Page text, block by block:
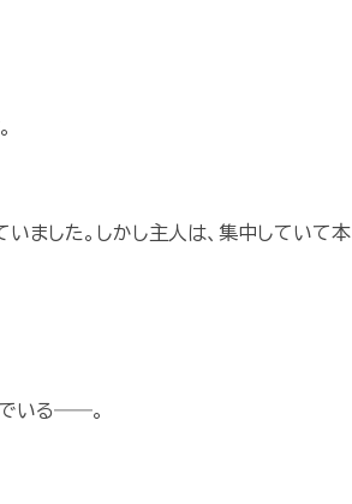
ました。しかし主人は、集中していて本
でいる――。